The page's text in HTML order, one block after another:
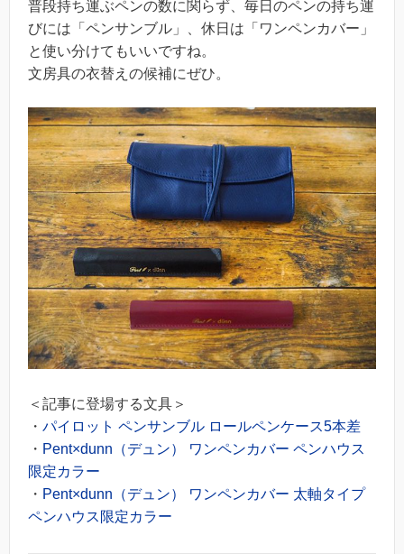
普段持ち運ぶペンの数に関らず、毎日のペンの持ち運
びには「ペンサンブル」、休日は「ワンペンカバー」
と使い分けてもいいですね。
文房具の衣替えの候補にぜひ。
＜記事に登場する文具＞
・ パイロット ペンサンブル ロールペンケース5本差
・ Pent×dunn（デュン） ワンペンカバー ペンハウス
限定カラー
・ Pent×dunn（デュン） ワンペンカバー 太軸タイプ
ペンハウス限定カラー